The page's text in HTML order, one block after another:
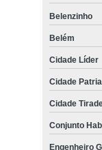
Belenzinho
Belém
Cidade Líder
Cidade
Cidade
Conjunto
Engenheiro